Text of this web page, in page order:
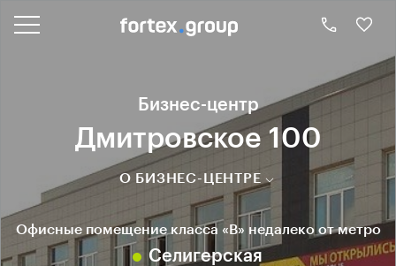
Бизнес-центр
Дмитровское 100
О БИЗНЕС-ЦЕНТРЕ
Офисные помещение класса «B» недалеко от метро
Селигерская